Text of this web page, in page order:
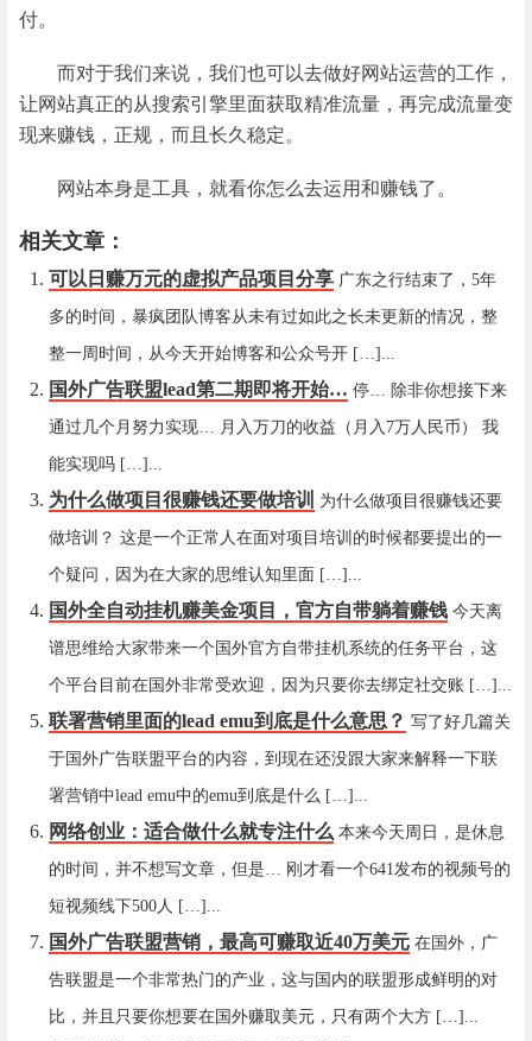
付。
而对于我们来说，我们也可以去做好网站运营的工作，
让网站真正的从搜索引擎里面获取精准流量，再完成流量变
现来赚钱，正规，而且长久稳定。
网站本身是工具，就看你怎么去运用和赚钱了。
相关文章：
可以日赚万元的虚拟产品项目分享 广东之行结束了，5年
多的时间，暴疯团队博客从未有过如此之长未更新的情况，整
整一周时间，从今天开始博客和公众号开 […]...
国外广告联盟lead第二期即将开始… 停… 除非你想接下来
通过几个月努力实现… 月入万刀的收益（月入7万人民币） 我
能实现吗 […]...
为什么做项目很赚钱还要做培训 为什么做项目很赚钱还要
做培训？ 这是一个正常人在面对项目培训的时候都要提出的一
个疑问，因为在大家的思维认知里面 […]...
国外全自动挂机赚美金项目，官方自带躺着赚钱 今天离
谱思维给大家带来一个国外官方自带挂机系统的任务平台，这
个平台目前在国外非常受欢迎，因为只要你去绑定社交账 […]...
联署营销里面的lead emu到底是什么意思？ 写了好几篇关
于国外广告联盟平台的内容，到现在还没跟大家来解释一下联
署营销中lead emu中的emu到底是什么 […]...
网络创业：适合做什么就专注什么 本来今天周日，是休息
的时间，并不想写文章，但是… 刚才看一个641发布的视频号的
短视频线下500人 […]...
国外广告联盟营销，最高可赚取近40万美元 在国外，广
告联盟是一个非常热门的产业，这与国内的联盟形成鲜明的对
比，并且只要你想要在国外赚取美元，只有两个大方 […]...